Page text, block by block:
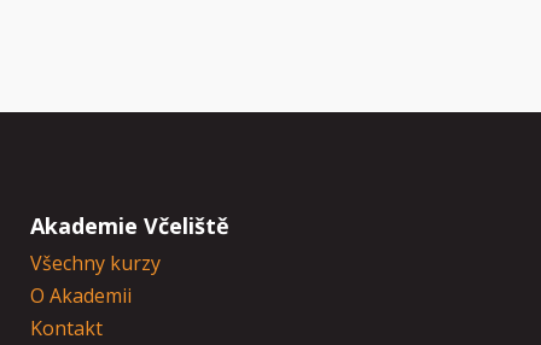
Akademie Včeliště
Všechny kurzy
O Akademii
Kontakt